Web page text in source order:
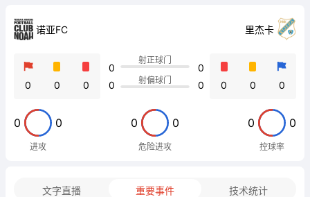
诺亚FC 里杰卡
0 0 0
0
0
射正球门
射偏球门
0
0
0 0 0
0 0
进攻
0 0
危险进攻
0 0
控球率
文字直播 重要事件 技术统计